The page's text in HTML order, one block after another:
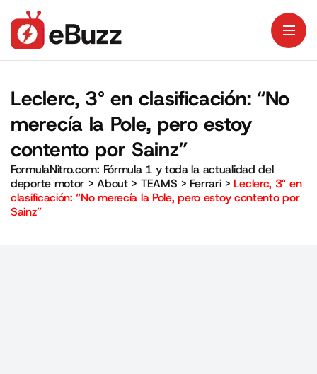
Leclerc, 3° en clasificación: “No
merecía la Pole, pero estoy
contento por Sainz”
FormulaNitro.com: Fórmula 1 y toda la actualidad del
deporte motor >About> TEAMS > Ferrari> Leclerc, 3° en
clasificación: “No merecía la Pole, pero estoy contento por
Sainz”